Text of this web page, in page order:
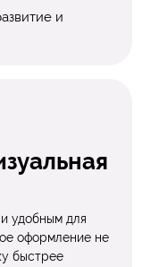
и
удобным для
оформление не
быстрее